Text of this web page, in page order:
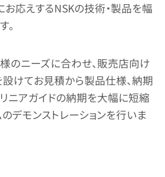
応えするNSKの技術・製品を幅
。
のニーズに合わせ、販売店向け
けてお見積から製品仕様、納期
ニアガイドの納期を大幅に短縮
デモンストレーションを行いま